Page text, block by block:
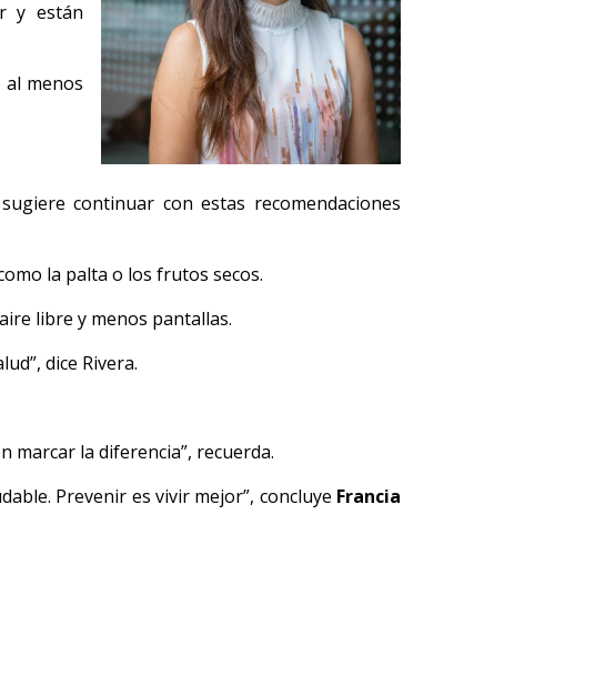
y están
al menos
continuar con estas recomendaciones
la palta o los frutos secos.
libre y menos pantallas.
dice Rivera.
marcar la diferencia”, recuerda.
Prevenir es vivir mejor”, concluye Francia